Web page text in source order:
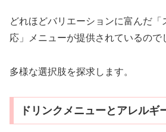
どれほどバリエーションに富んだ「
応」メニューが提供されているので
多様な選択肢を探求します。
ドリンクメニューとアレルギ